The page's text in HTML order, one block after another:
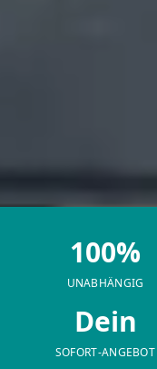
100%
UNABHÄNGIG
Dein
SOFORT-ANGEBOT